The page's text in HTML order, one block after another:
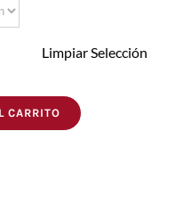
Limpiar Selección
CARRITO